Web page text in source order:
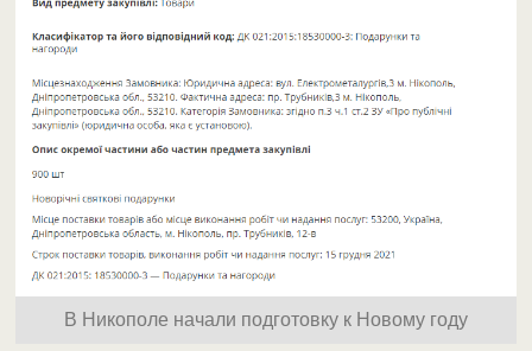
В Никополе начали подготовку к Новому году